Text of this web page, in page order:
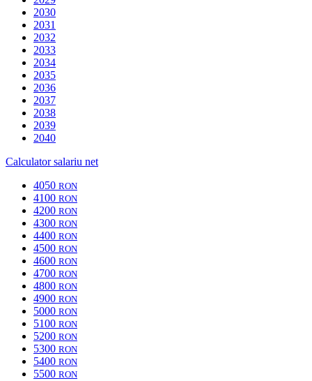
2030
2031
2032
2033
2034
2035
2036
2037
2038
2039
2040
Calculator salariu net
4050 RON
4100 RON
4200 RON
4300 RON
4400 RON
4500 RON
4600 RON
4700 RON
4800 RON
4900 RON
5000 RON
5100 RON
5200 RON
5300 RON
5400 RON
5500 RON